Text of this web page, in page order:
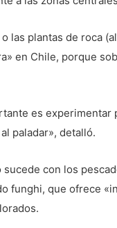
o las plantas de roca
en Chile, porque
es experimentar
paladar», detalló.
sucede con los
funghi, que ofrece